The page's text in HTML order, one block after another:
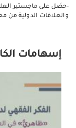
-حصَل على ماجستير
والعلاقات الدولية من
إسهامات